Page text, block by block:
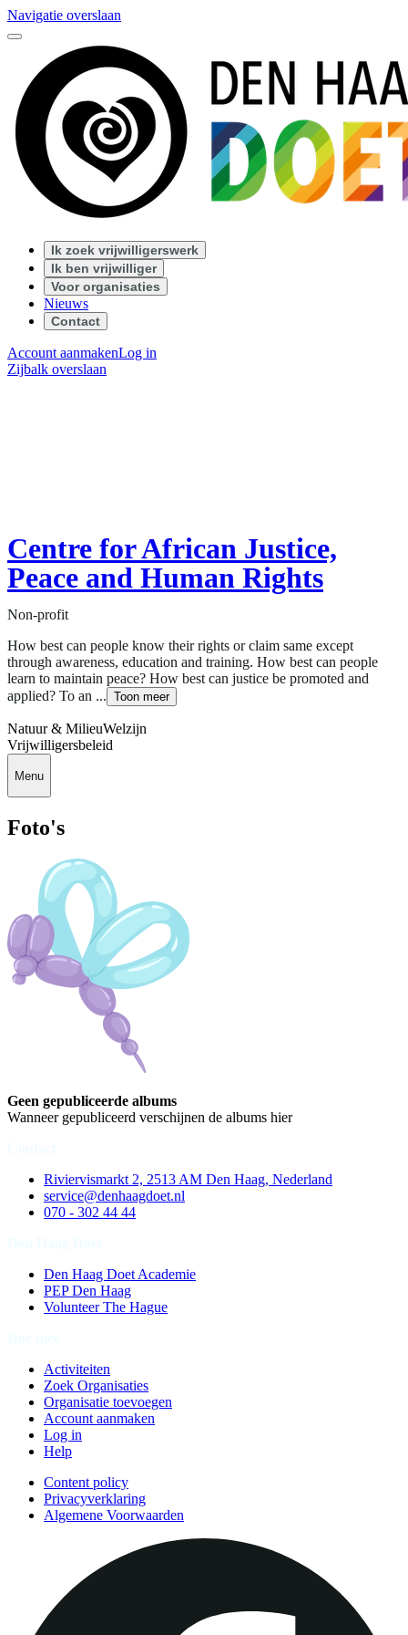
Navigatie overslaan
Ik zoek vrijwilligerswerk
Ik ben vrijwilliger
Voor organisaties
Nieuws
Contact
Account aanmakenLog in
Zijbalk overslaan
Centre for African Justice,
Peace and Human Rights
Non-profit
How best can people know their rights or claim same except
through awareness, education and training. How best can people
learn to maintain peace? How best can justice be promoted and
applied? To an ... Toon meer
Natuur & MilieuWelzijn
Vrijwilligersbeleid
Menu
Foto's
Geen gepubliceerde albums
Wanneer gepubliceerd verschijnen de albums hier
Riviervismarkt 2, 2513 AM Den Haag, Nederland
service@denhaagdoet.nl
070 - 302 44 44
Den Haag Doet Academie
PEP Den Haag
Volunteer The Hague
Activiteiten
Zoek Organisaties
Organisatie toevoegen
Account aanmaken
Log in
Help
Content policy
Privacyverklaring
Algemene Voorwaarden